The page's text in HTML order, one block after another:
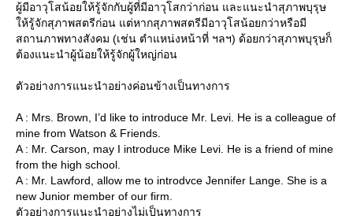
ผู้มีอาวุโสน้อยให้รู้จักกับผู้ที่มีอาวุโสกว่าก่อน และแนะนำสุภาพบุรุษ
ห้รู้จักสุภาพสตรีก่อน แต่หากสุภาพสตรีมีอาวุโสน้อยกว่าหรือมี
สถานภาพทางสังคม (เช่น ตำแหน่งหน้าที่ ฯลฯ) ด้อยกว่าสุภาพบุรุษก็
ต้องแนะนำผู้น้อยให้รู้จักผู้ใหญ่ก่อน
ตัวอย่างการแนะนำอย่างค่อนข้างเป็นทางการ
A : Mrs. Brown, I’d like to introduce Mr. Levi. He is a colleague of
mine from Watson & Friends.
A : Mr. Carson, may I introduce Mike Levi. He is a friend of mine
from the high school.
A : Mr. Lawford, allow me to introdvce Jennifer Lange. She is a
new Junior member of our firm.
ตัวอย่างการแนะนำอย่างไม่เป็นทางการ